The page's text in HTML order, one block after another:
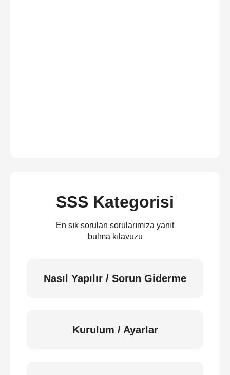
SSS Kategorisi
En sık sorulan sorularımıza yanıt
bulma kılavuzu
Nasıl Yapılır / Sorun Giderme
Kurulum / Ayarlar